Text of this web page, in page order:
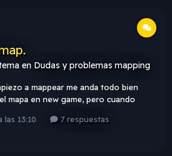
en Dudas y problemas mapping
a mappear me anda todo bien
mapa en new game, pero cuando
texturas usaste y demas. Yo subi
le faltaban para que andara mi mapa,
las 13:10 7 respuestas